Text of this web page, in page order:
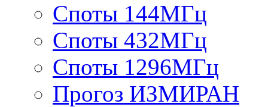
Споты 144МГц
Споты 432МГц
Споты 1296МГц
Прогоз ИЗМИРАН